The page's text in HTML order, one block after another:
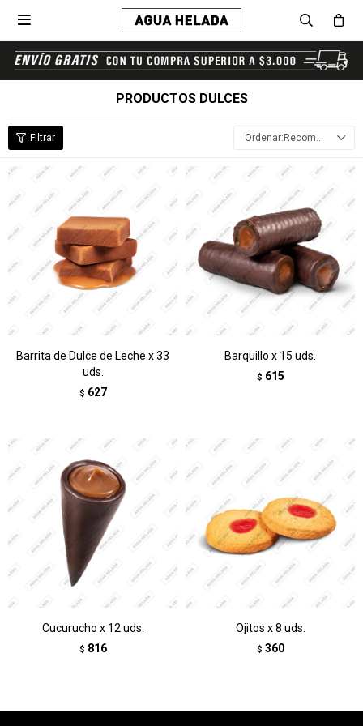

PRODUCTOS DULCES
Recomendados
Barrita de Dulce de Leche x 33
uds.
$ 627
Barquillo x 15 uds.
$ 615
Cucurucho x 12 uds.
$ 816
Ojitos x 8 uds.
$ 360